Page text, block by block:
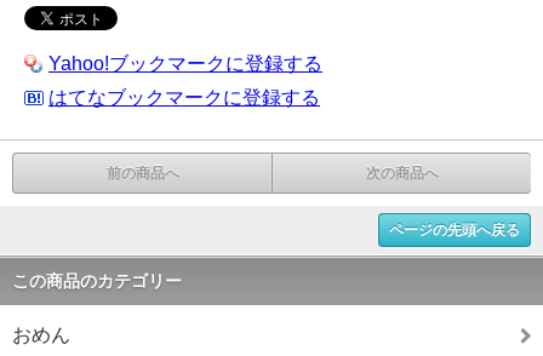
Yahoo!ブックマークに登録する
はてなブックマークに登録する
前の商品へ 次の商品へ
ページの先頭へ戻る
この商品のカテゴリー
おめん